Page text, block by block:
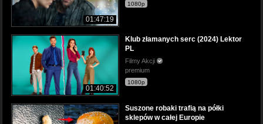
01:47:19
1080p
01:40:52
Klub złamanych serc (2024) Lektor
PL
Filmy Akcji
premium
1080p
Suszone robaki trafią na półki
sklepów w całej Europie